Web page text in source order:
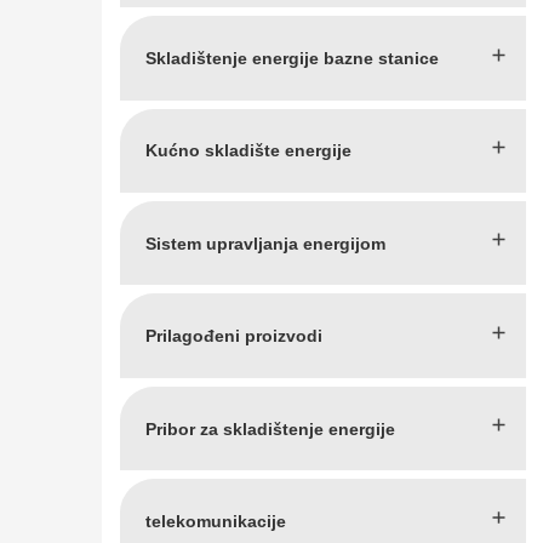
Skladištenje energije bazne stanice
Kućno skladište energije
Sistem upravljanja energijom
Prilagođeni proizvodi
Pribor za skladištenje energije
telekomunikacije